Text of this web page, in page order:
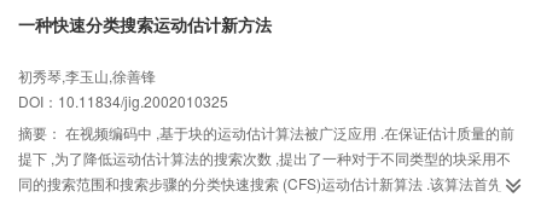
一种快速分类搜索运动估计新方法
初秀琴,李玉山,徐善锋
DOI：10.11834/jig.2002010325
摘要： 在视频编码中 ,基于块的运动估计算法被广泛应用 .在保证估计质量的前
提下 ,为了降低运动估计算法的搜索次数 ,提出了一种对于不同类型的块采用不
同的搜索范围和搜索步骤的分类快速搜索 (CFS)运动估计新算法 .该算法首先对